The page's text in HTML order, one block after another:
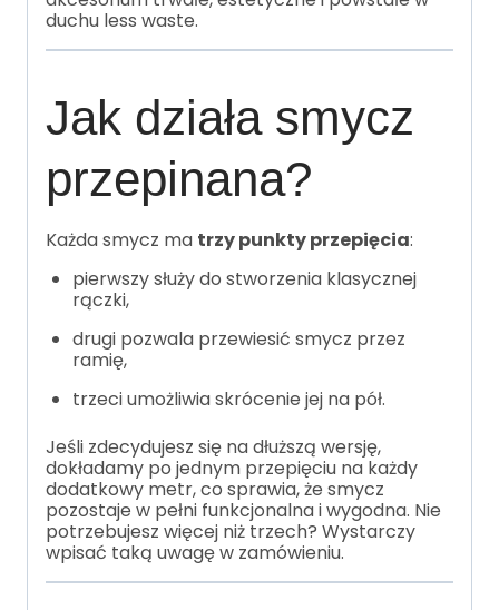
duchu less waste.
Jak działa smycz
przepinana?
Każda smycz ma trzy punkty przepięcia:
pierwszy służy do stworzenia klasycznej
rączki,
drugi pozwala przewiesić smycz przez
ramię,
trzeci umożliwia skrócenie jej na pół.
Jeśli zdecydujesz się na dłuższą wersję,
dokładamy po jednym przepięciu na każdy
dodatkowy metr, co sprawia, że smycz
pozostaje w pełni funkcjonalna i wygodna. Nie
potrzebujesz więcej niż trzech? Wystarczy
wpisać taką uwagę w zamówieniu.